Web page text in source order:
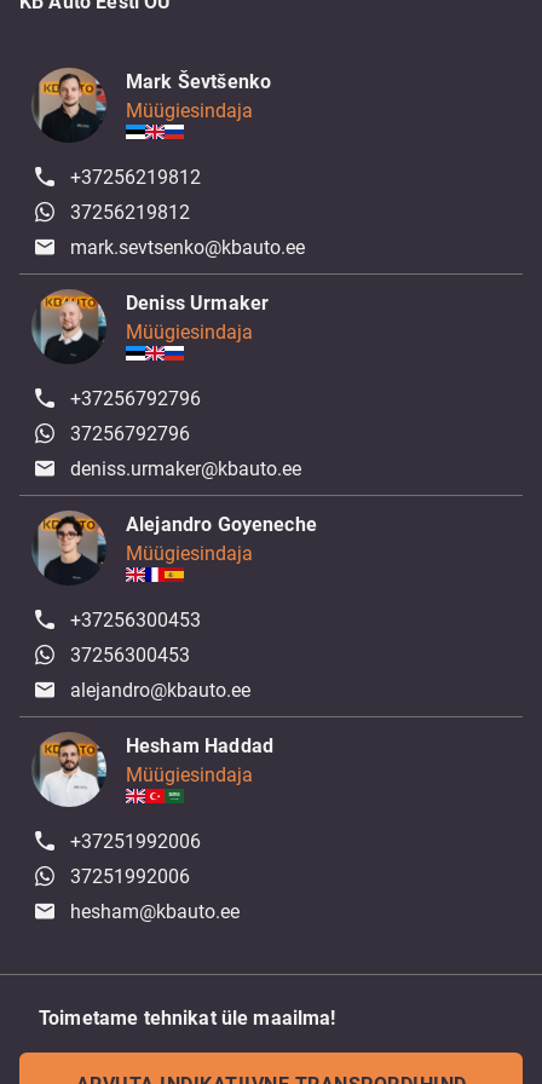
Mark Ševtšenko
Müügiesindaja
+37256219812
37256219812
mark.sevtsenko@kbauto.ee
Deniss Urmaker
Müügiesindaja
+37256792796
37256792796
deniss.urmaker@kbauto.ee
Alejandro Goyeneche
Müügiesindaja
+37256300453
37256300453
alejandro@kbauto.ee
Hesham Haddad
Müügiesindaja
+37251992006
37251992006
hesham@kbauto.ee
Toimetame tehnikat üle maailma!